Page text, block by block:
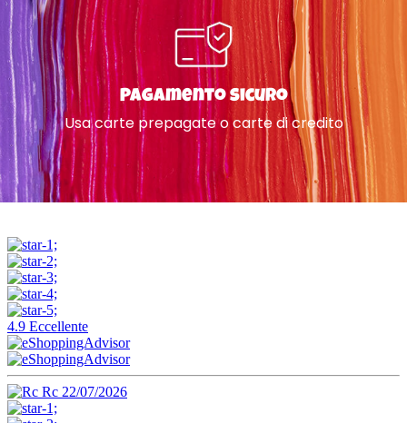
Pagamento sicuro
Usa carte prepagate o carte di credito